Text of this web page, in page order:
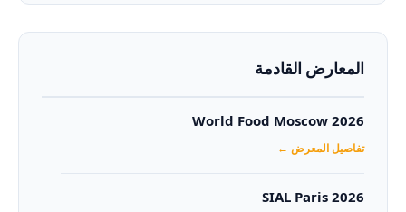
المعارض القادمة
World Food Moscow 2026
تفاصيل المعرض ←
SIAL Paris 2026